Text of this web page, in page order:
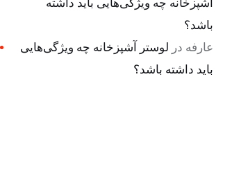
باشد؟
عارفه در لوستر آشپزخانه چه ویژگی‌هایی
باید داشته باشد؟